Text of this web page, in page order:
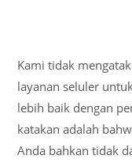
Kami tidak
layanan seluler
lebih baik dengan
katakan adalah
Anda bahkan tidak